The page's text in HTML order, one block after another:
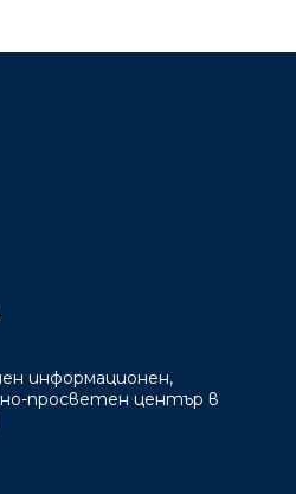
информационен,
просветен център в